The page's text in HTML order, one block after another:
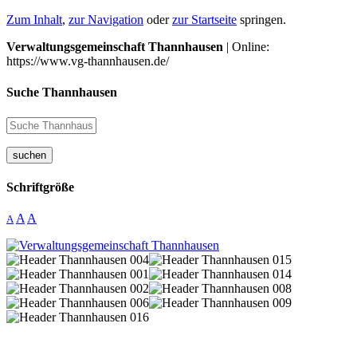
Zum Inhalt, zur Navigation oderzur Startseite springen.
Verwaltungsgemeinschaft Thannhausen | Online:
https://www.vg-thannhausen.de/
Suche Thannhausen
suchen
Schriftgröße
A A A